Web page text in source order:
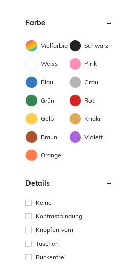
Farbe
Vielfarbig Schwarz
Weiss Pink
Blau Grau
Grün Rot
Gelb Khaki
Braun Violett
Orange
Details
Keine
Kontrastbindung
Knöpfen vorn
Taschen
Rückenfrei